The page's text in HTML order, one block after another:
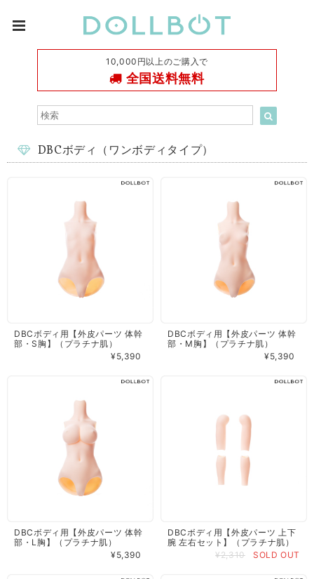
10,000円以上のご購入で
全国送料無料
DBCボディ（ワンボディタイプ）
DBCボディ用【外皮パーツ 体幹
部・S胸】（プラチナ肌）
¥5,390
DBCボディ用【外皮パーツ 体幹
部・M胸】（プラチナ肌）
¥5,390
DBCボディ用【外皮パーツ 体幹
部・L胸】（プラチナ肌）
¥5,390
DBCボディ用【外皮パーツ 上下
腕 左右セット】（プラチナ肌）
¥2,310
SOLD OUT